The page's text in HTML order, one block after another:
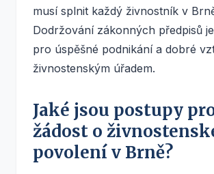
musí splnit každý živnostník v
Dodržování zákonných předpisů
pro úspěšné podnikání a dobré
živnostenským úřadem.
Jaké jsou postupy
žádost o
povolení v Brně?